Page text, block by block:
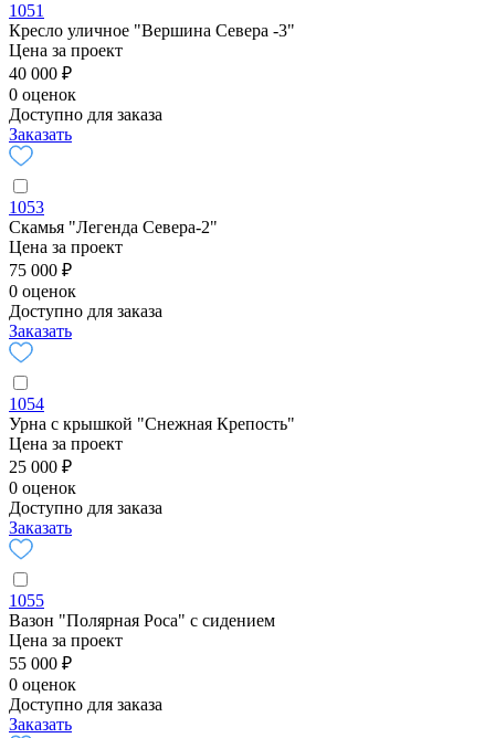
1051
Кресло уличное "Вершина Севера -3"
Цена за проект
40 000 ₽
0 оценок
Доступно для заказа
Заказать
1053
Скамья "Легенда Севера-2"
Цена за проект
75 000 ₽
0 оценок
Доступно для заказа
Заказать
1054
Урна с крышкой "Снежная Крепость"
Цена за проект
25 000 ₽
0 оценок
Доступно для заказа
Заказать
1055
Вазон "Полярная Роса" с сидением
Цена за проект
55 000 ₽
0 оценок
Доступно для заказа
Заказать